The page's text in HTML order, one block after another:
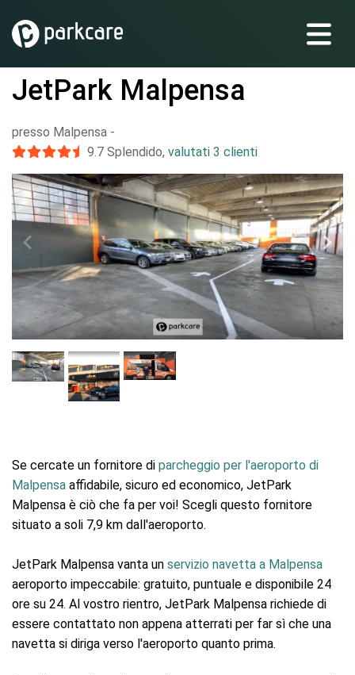
JetPark Malpensa
presso Malpensa -
9.7 Splendido, valutati 3 clienti
Se cercate un fornitore di parcheggio per l'aeroporto di
Malpensa affidabile, sicuro ed economico, JetPark
Malpensa è ciò che fa per voi! Scegli questo fornitore
situato a soli 7,9 km dall'aeroporto.
JetPark Malpensa vanta un servizio navetta a Malpensa
aeroporto impeccabile: gratuito, puntuale e disponibile 24
ore su 24. Al vostro rientro, JetPark Malpensa richiede di
essere contattato non appena atterrati per far sì che una
navetta si diriga verso l'aeroporto quanto prima.